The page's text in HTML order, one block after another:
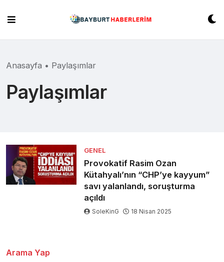
content
Anasayfa • Paylaşımlar
Paylaşımlar
GENEL
Provokatif Rasim Ozan
Kütahyalı’nın “CHP’ye kayyum”
savı yalanlandı, soruşturma
açıldı
SoleKinG 18 Nisan 2025
Arama Yap